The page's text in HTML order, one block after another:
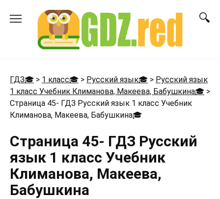
ГДЗ🎓 > 1 класс🎓 > Русский язык🎓 > Русский язык
1 класс Учебник Климанова, Макеева, Бабушкина🎓 >
Страница 45- ГДЗ Русский язык 1 класс Учебник
Климанова, Макеева, Бабушкина🎓
Страница 45- ГДЗ Русский
язык 1 класс Учебник
Климанова, Макеева,
Бабушкина